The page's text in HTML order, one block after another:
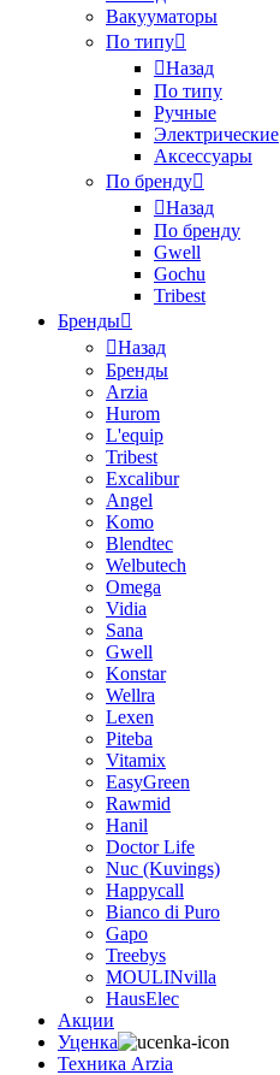
Вакууматоры
По типу
Назад
По типу
Ручные
Электрические
Аксессуары
По бренду
Назад
По бренду
Gwell
Gochu
Tribest
Бренды
Назад
Бренды
Arzia
Hurom
L'equip
Tribest
Excalibur
Angel
Komo
Blendtec
Welbutech
Omega
Vidia
Sana
Gwell
Konstar
Wellra
Lexen
Piteba
Vitamix
EasyGreen
Rawmid
Hanil
Doctor Life
Nuc (Kuvings)
Happycall
Bianco di Puro
Gapo
Treebys
MOULINvilla
HausElec
Акции
Уценка
Техника Arzia